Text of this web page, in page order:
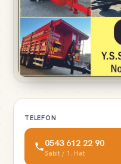
TELEFON
0543 612 22 90
Sabit / 1. Hat